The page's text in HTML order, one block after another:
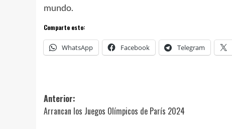
mundo.
Comparte esto:
WhatsApp Facebook Telegram
Navegación
de
Anterior:
Arrancan los Juegos Olímpicos de París 2024